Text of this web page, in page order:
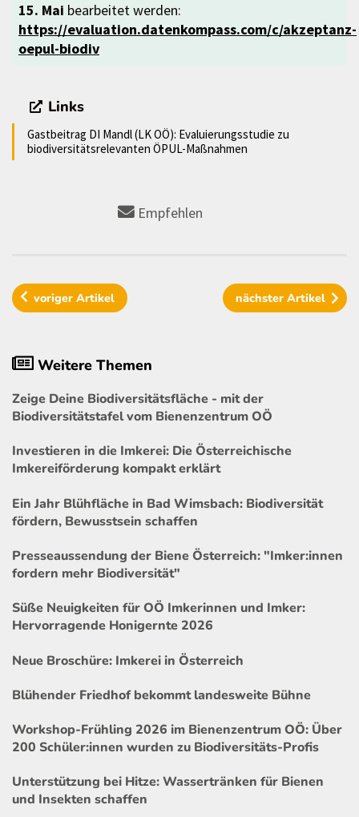
15. Mai bearbeitet werden:
https://evaluation.datenkompass.com/c/akzeptanz-
oepul-biodiv
Links
Gastbeitrag DI Mandl (LK OÖ): Evaluierungsstudie zu
biodiversitätsrelevanten ÖPUL-Maßnahmen
Empfehlen
vorigerArtikel nächster Artikel
Weitere Themen
Zeige Deine Biodiversitätsfläche - mit der
Biodiversitätstafel vom Bienenzentrum OÖ
Investieren in die Imkerei: Die Österreichische
Imkereiförderung kompakt erklärt
Ein Jahr Blühfläche in Bad Wimsbach: Biodiversität
fördern, Bewusstsein schaffen
Presseaussendung der Biene Österreich: "Imker:innen
fordern mehr Biodiversität"
Süße Neuigkeiten für OÖ Imkerinnen und Imker:
Hervorragende Honigernte 2026
Neue Broschüre: Imkerei in Österreich
Blühender Friedhof bekommt landesweite Bühne
Workshop-Frühling 2026 im Bienenzentrum OÖ: Über
200 Schüler:innen wurden zu Biodiversitäts-Profis
Unterstützung bei Hitze: Wassertränken für Bienen
und Insekten schaffen